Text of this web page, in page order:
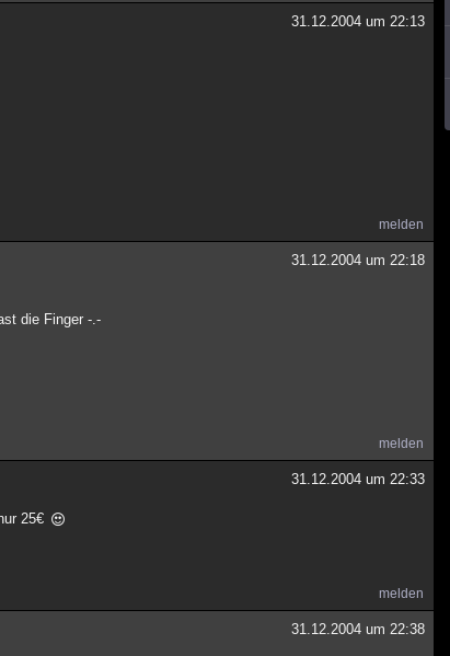
31.12.2004 um 22:13
melden
31.12.2004 um 22:18
die Finger -.-
melden
31.12.2004 um 22:33
25€
melden
31.12.2004 um 22:38